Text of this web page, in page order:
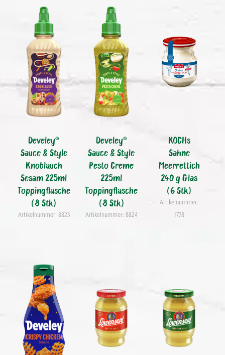
Develey®
Sauce & Style
Knoblauch
Sesam 225ml
Toppingflasche
(8 Stk)
Artikelnummer: 8823
Develey®
Sauce & Style
Pesto Creme
225ml
Toppingflasche
(8 Stk)
Artikelnummer: 8824
KOCHs
Sahne
Meerrettich
240 g Glas
(6 Stk)
Artikelnummer:
1778